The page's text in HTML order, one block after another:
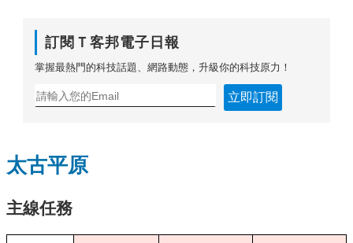
訂閱Ｔ客邦電子日報
掌握最熱門的科技話題、網路動態，升級你的科技原力！
立即訂閱
太古平原
主線任務